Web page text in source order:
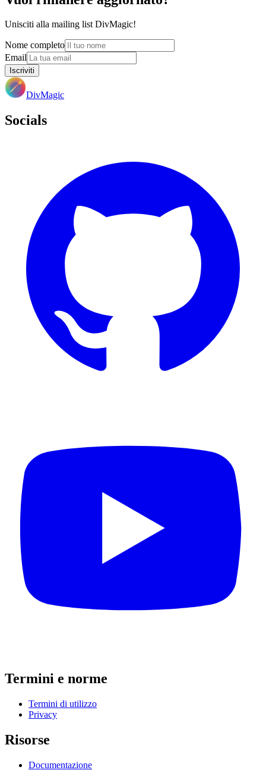
Unisciti alla mailing list DivMagic!
Nome completo
Email
Iscriviti
DivMagic
Socials
Termini e norme
Termini di utilizzo
Privacy
Risorse
Documentazione